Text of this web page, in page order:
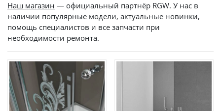
Наш магазин — официальный партнёр RGW. У нас в
наличии популярные модели, актуальные новинки,
помощь специалистов и все запчасти при
необходимости ремонта.